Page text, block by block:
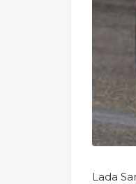
Lada